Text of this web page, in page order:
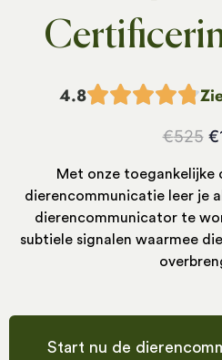
4.8
€525 €
Met onze toegankelijke
dierencommunicatie leer je
dierencommunicator te
subtiele signalen waarmee
Start nu de